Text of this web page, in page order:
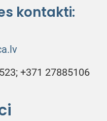
kontakti:
+371 27885106